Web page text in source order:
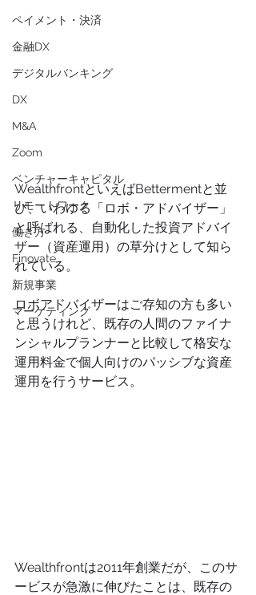
ペイメント・決済
金融DX
デジタルバンキング
DX
M&A
Zoom
ベンチャーキャピタル
リモートワーク
働き方
Finovate
新規事業
マーケティング
WealthfrontといえばBettermentと並
び、いわゆる「ロボ・アドバイザー」
と呼ばれる、自動化した投資アドバイ
ザー（資産運用）の草分けとして知ら
れている。
ロボアドバイザーはご存知の方も多い
と思うけれど、既存の人間のファイナ
ンシャルプランナーと比較して格安な
運用料金で個人向けのパッシブな資産
運用を行うサービス。
Wealthfrontは2011年創業だが、このサ
ービスが急激に伸びたことは、既存の